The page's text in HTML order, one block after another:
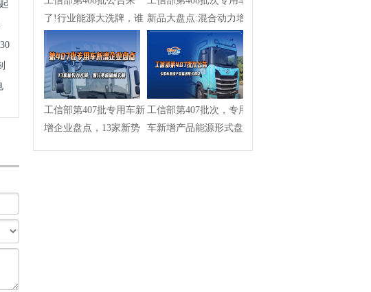
了!行业能源大洗牌，谁 新品大盘点:混合动力增
幅147.79...
工信部第407批专用车新
增企业盘点，13家新势
工信部第407批次，专用
车新增产品能源形式盘